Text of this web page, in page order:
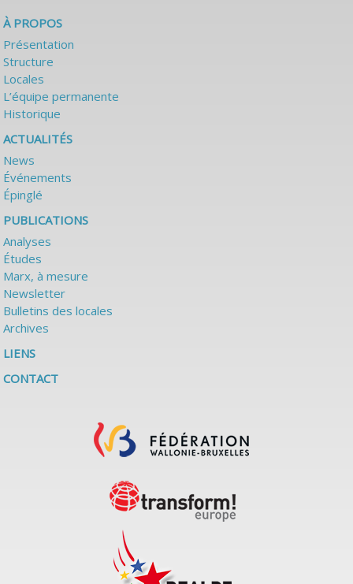
À PROPOS
Présentation
Structure
Locales
L’équipe permanente
Historique
ACTUALITÉS
News
Événements
Épinglé
PUBLICATIONS
Analyses
Études
Marx, à mesure
Newsletter
Bulletins des locales
Archives
LIENS
CONTACT